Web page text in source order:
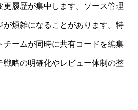
更履歴が集中します。ソース管理
が煩雑になることがあります。特
チームが同時に共有コードを編集
戦略の明確化やレビュー体制の整